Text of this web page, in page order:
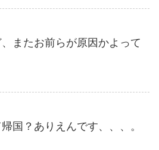
またお前らが原因かよって
国？ありえんです、、、。